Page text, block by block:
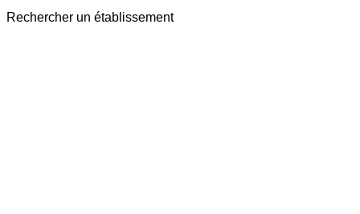
Rechercher un établissement